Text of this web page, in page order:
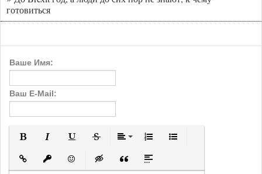
готовиться
Ваше Имя:
Ваш E-Mail: